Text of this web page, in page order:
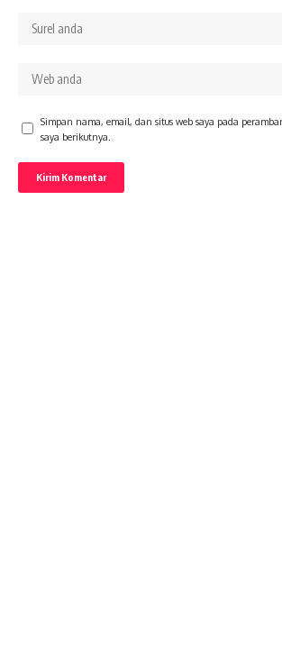
Simpan nama, email, dan situs web saya pada
saya berikutnya.